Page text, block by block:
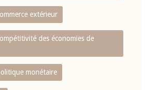
extérieur
des économies de
monétaire